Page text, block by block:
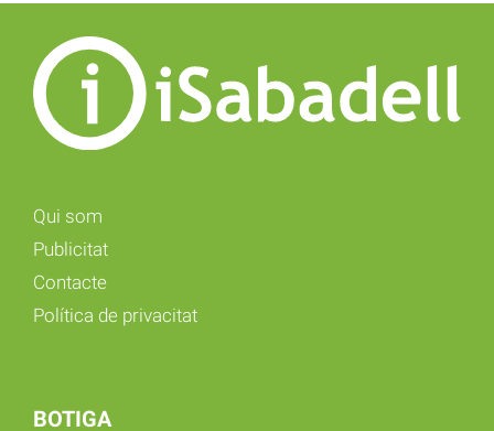
Qui som
Publicitat
Contacte
Política de privacitat
BOTIGA